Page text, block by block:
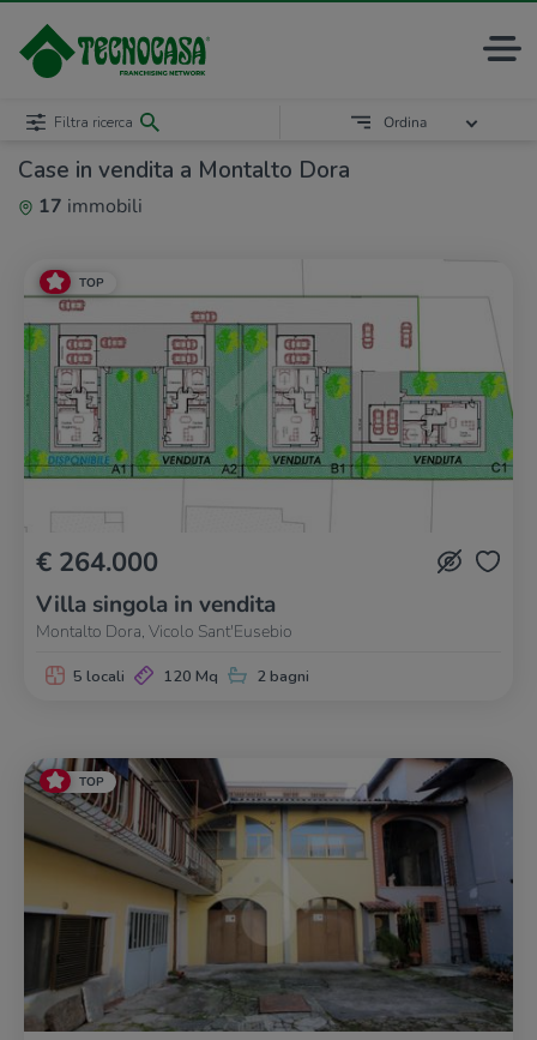
Case in vendita a Montalto Dora
17 immobili
Filtra ricerca Ordina
TOP
€ 264.000
Villa singola in vendita
Montalto Dora, Vicolo Sant'Eusebio
5 locali 120 Mq 2 bagni
TOP